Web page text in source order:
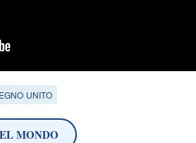
UNITO
MONDO